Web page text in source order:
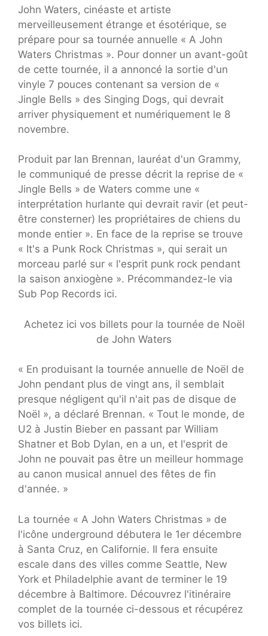
John Waters, cinéaste et artiste
merveilleusement étrange et ésotérique, se
prépare pour sa tournée annuelle « A John
Waters Christmas ». Pour donner un avant-goût
de cette tournée, il a annoncé la sortie d'un
vinyle 7 pouces contenant sa version de «
Jingle Bells » des Singing Dogs, qui devrait
arriver physiquement et numériquement le 8
novembre.
Produit par Ian Brennan, lauréat d'un Grammy,
le communiqué de presse décrit la reprise de «
Jingle Bells » de Waters comme une «
interprétation hurlante qui devrait ravir (et peut-
être consterner) les propriétaires de chiens du
monde entier ». En face de la reprise se trouve
« It's a Punk Rock Christmas », qui serait un
morceau parlé sur « l'esprit punk rock pendant
la saison anxiogène ». Précommandez-le via
Sub Pop Records ici.
Achetez ici vos billets pour la tournée de Noël
de John Waters
« En produisant la tournée annuelle de Noël de
John pendant plus de vingt ans, il semblait
presque négligent qu'il n'ait pas de disque de
Noël », a déclaré Brennan. « Tout le monde, de
U2 à Justin Bieber en passant par William
Shatner et Bob Dylan, en a un, et l'esprit de
John ne pouvait pas être un meilleur hommage
au canon musical annuel des fêtes de fin
d'année. »
La tournée « A John Waters Christmas » de
l'icône underground débutera le 1er décembre
à Santa Cruz, en Californie. Il fera ensuite
escale dans des villes comme Seattle, New
York et Philadelphie avant de terminer le 19
décembre à Baltimore. Découvrez l'itinéraire
complet de la tournée ci-dessous et récupérez
vos billets ici.